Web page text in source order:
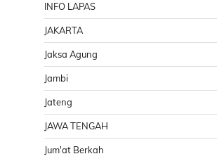
INFO LAPAS
JAKARTA
Jaksa Agung
Jambi
Jateng
JAWA TENGAH
Jum'at Berkah